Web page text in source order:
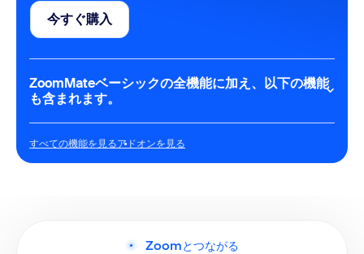
フロー（1か月あたり10回実行）
AI Productivity Suite
限定的なAI機能
ュメント）
Meetings
ミーティング1回あたり参加者100名
チャット
今すぐ購入
今すぐ購入
ZoomMateベーシックの全機能に加え、以下の機能
も含まれます。
AIワークスペース
生産性向上に役立つAIクレジット
無制限のAIノート作成
すべての機能を見るすべての機能を見る
アドオンを見る
Zoomとつながる